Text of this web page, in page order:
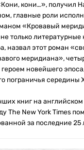
кони…»,
главные роли
«Кровавый
только
этот роман
меридиана»,
новейшего
пограничья середины
книг на
The New York Times
за последние 25